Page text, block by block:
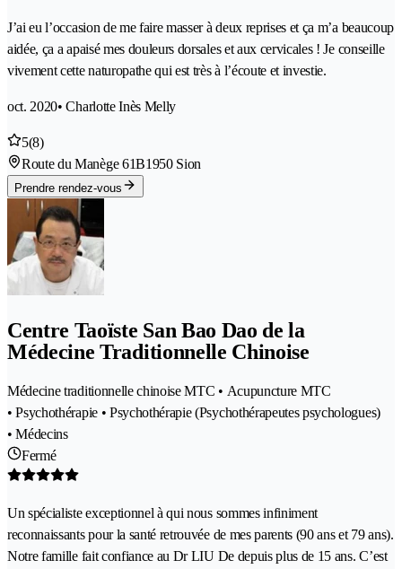
J’ai eu l’occasion de me faire masser à deux reprises et ça m’a beaucoup
aidée, ça a apaisé mes douleurs dorsales et aux cervicales ! Je conseille
vivement cette naturopathe qui est très à l’écoute et investie.
oct. 2020• Charlotte Inès Melly
5(8)
Route du Manège 61B1950 Sion
Prendre rendez-vous
Centre Taoïste San Bao Dao de la
Médecine Traditionnelle Chinoise
Médecine traditionnelle chinoise MTC • Acupuncture MTC
• Psychothérapie • Psychothérapie (Psychothérapeutes psychologues)
• Médecins
Fermé
Un spécialiste exceptionnel à qui nous sommes infiniment
reconnaissants pour la santé retrouvée de mes parents (90 ans et 79 ans).
Notre famille fait confiance au Dr LIU De depuis plus de 15 ans. C’est